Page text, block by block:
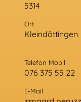
5314
Ort
Kleindöttingen
Telefon Mobil
076 375 55 22
E-Mail